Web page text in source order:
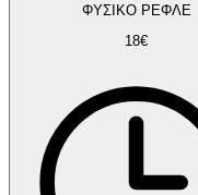
ΦΥΣΙΚΟ ΡΕΦΛΕ
18€